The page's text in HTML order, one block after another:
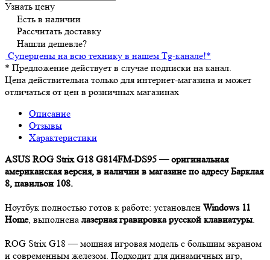
Узнать цену
Есть в наличии
Рассчитать доставку
Нашли дешевле?
Суперцены на всю технику в нашем Tg-канале!*
* Предложение действует в случае подписки на канал.
Цена действительна только для интернет-магазина и может
отличаться от цен в розничных магазинах
Описание
Отзывы
Характеристики
ASUS ROG Strix G18 G814FM-DS95 — оригинальная
американская версия, в наличии в магазине по адресу Барклая
8, павильон 108.
Ноутбук полностью готов к работе: установлен Windows 11
Home, выполнена лазерная гравировка русской клавиатуры.
ROG Strix G18 — мощная игровая модель с большим экраном
и современным железом. Подходит для динамичных игр,